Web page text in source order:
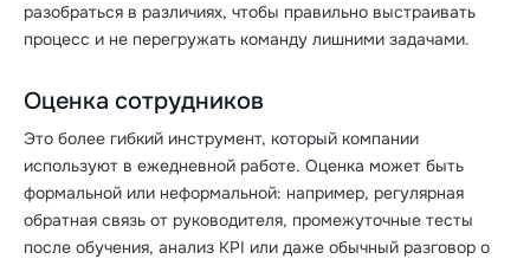
разобраться в различиях, чтобы правильно выстраивать
процесс и не перегружать команду лишними задачами.
Оценка сотрудников
Это более гибкий инструмент, который компании
используют в ежедневной работе. Оценка может быть
формальной или неформальной: например, регулярная
обратная связь от руководителя, промежуточные тесты
после обучения, анализ KPI или даже обычный разговор о